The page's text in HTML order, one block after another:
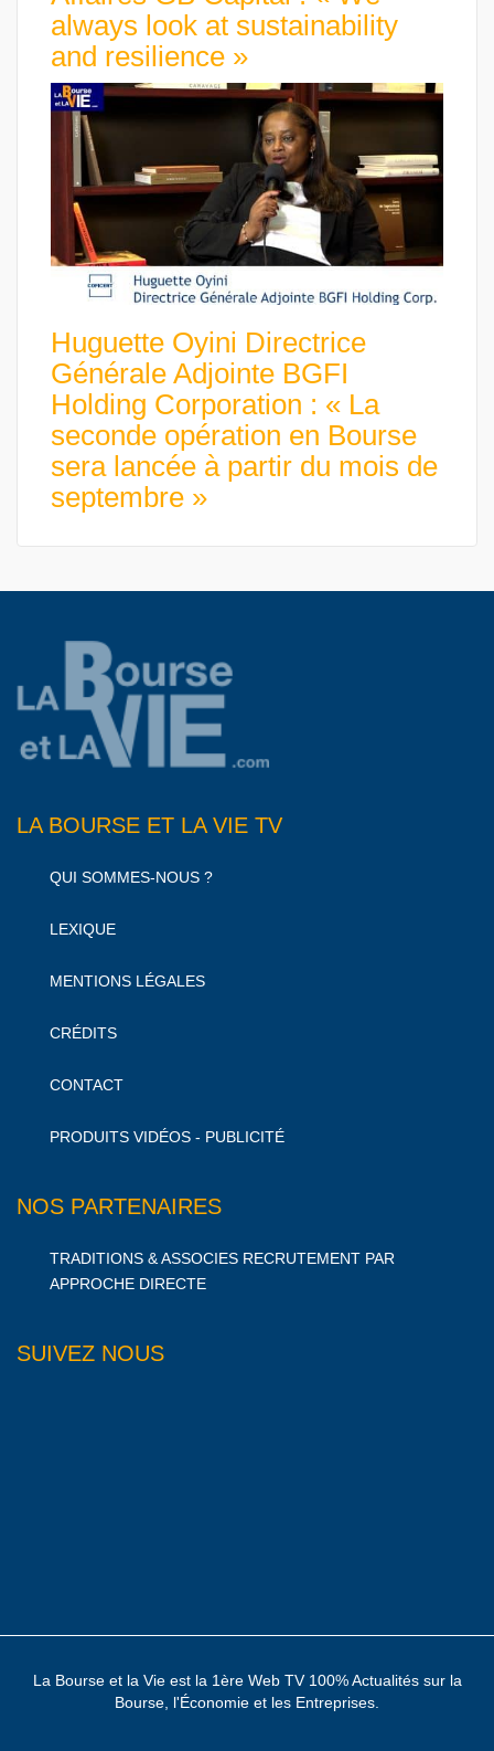
always look at sustainability
and resilience »
Huguette Oyini Directrice
Générale Adjointe BGFI
Holding Corporation : « La
seconde opération en Bourse
sera lancée à partir du mois de
septembre »
LA BOURSE ET LA VIE TV
QUI SOMMES-NOUS ?
LEXIQUE
MENTIONS LÉGALES
CRÉDITS
CONTACT
PRODUITS VIDÉOS - PUBLICITÉ
NOS PARTENAIRES
TRADITIONS & ASSOCIES RECRUTEMENT PAR
APPROCHE DIRECTE
SUIVEZ NOUS
La Bourse et la Vie est la 1ère Web TV 100% Actualités sur la
Bourse, l'Économie et les Entreprises.